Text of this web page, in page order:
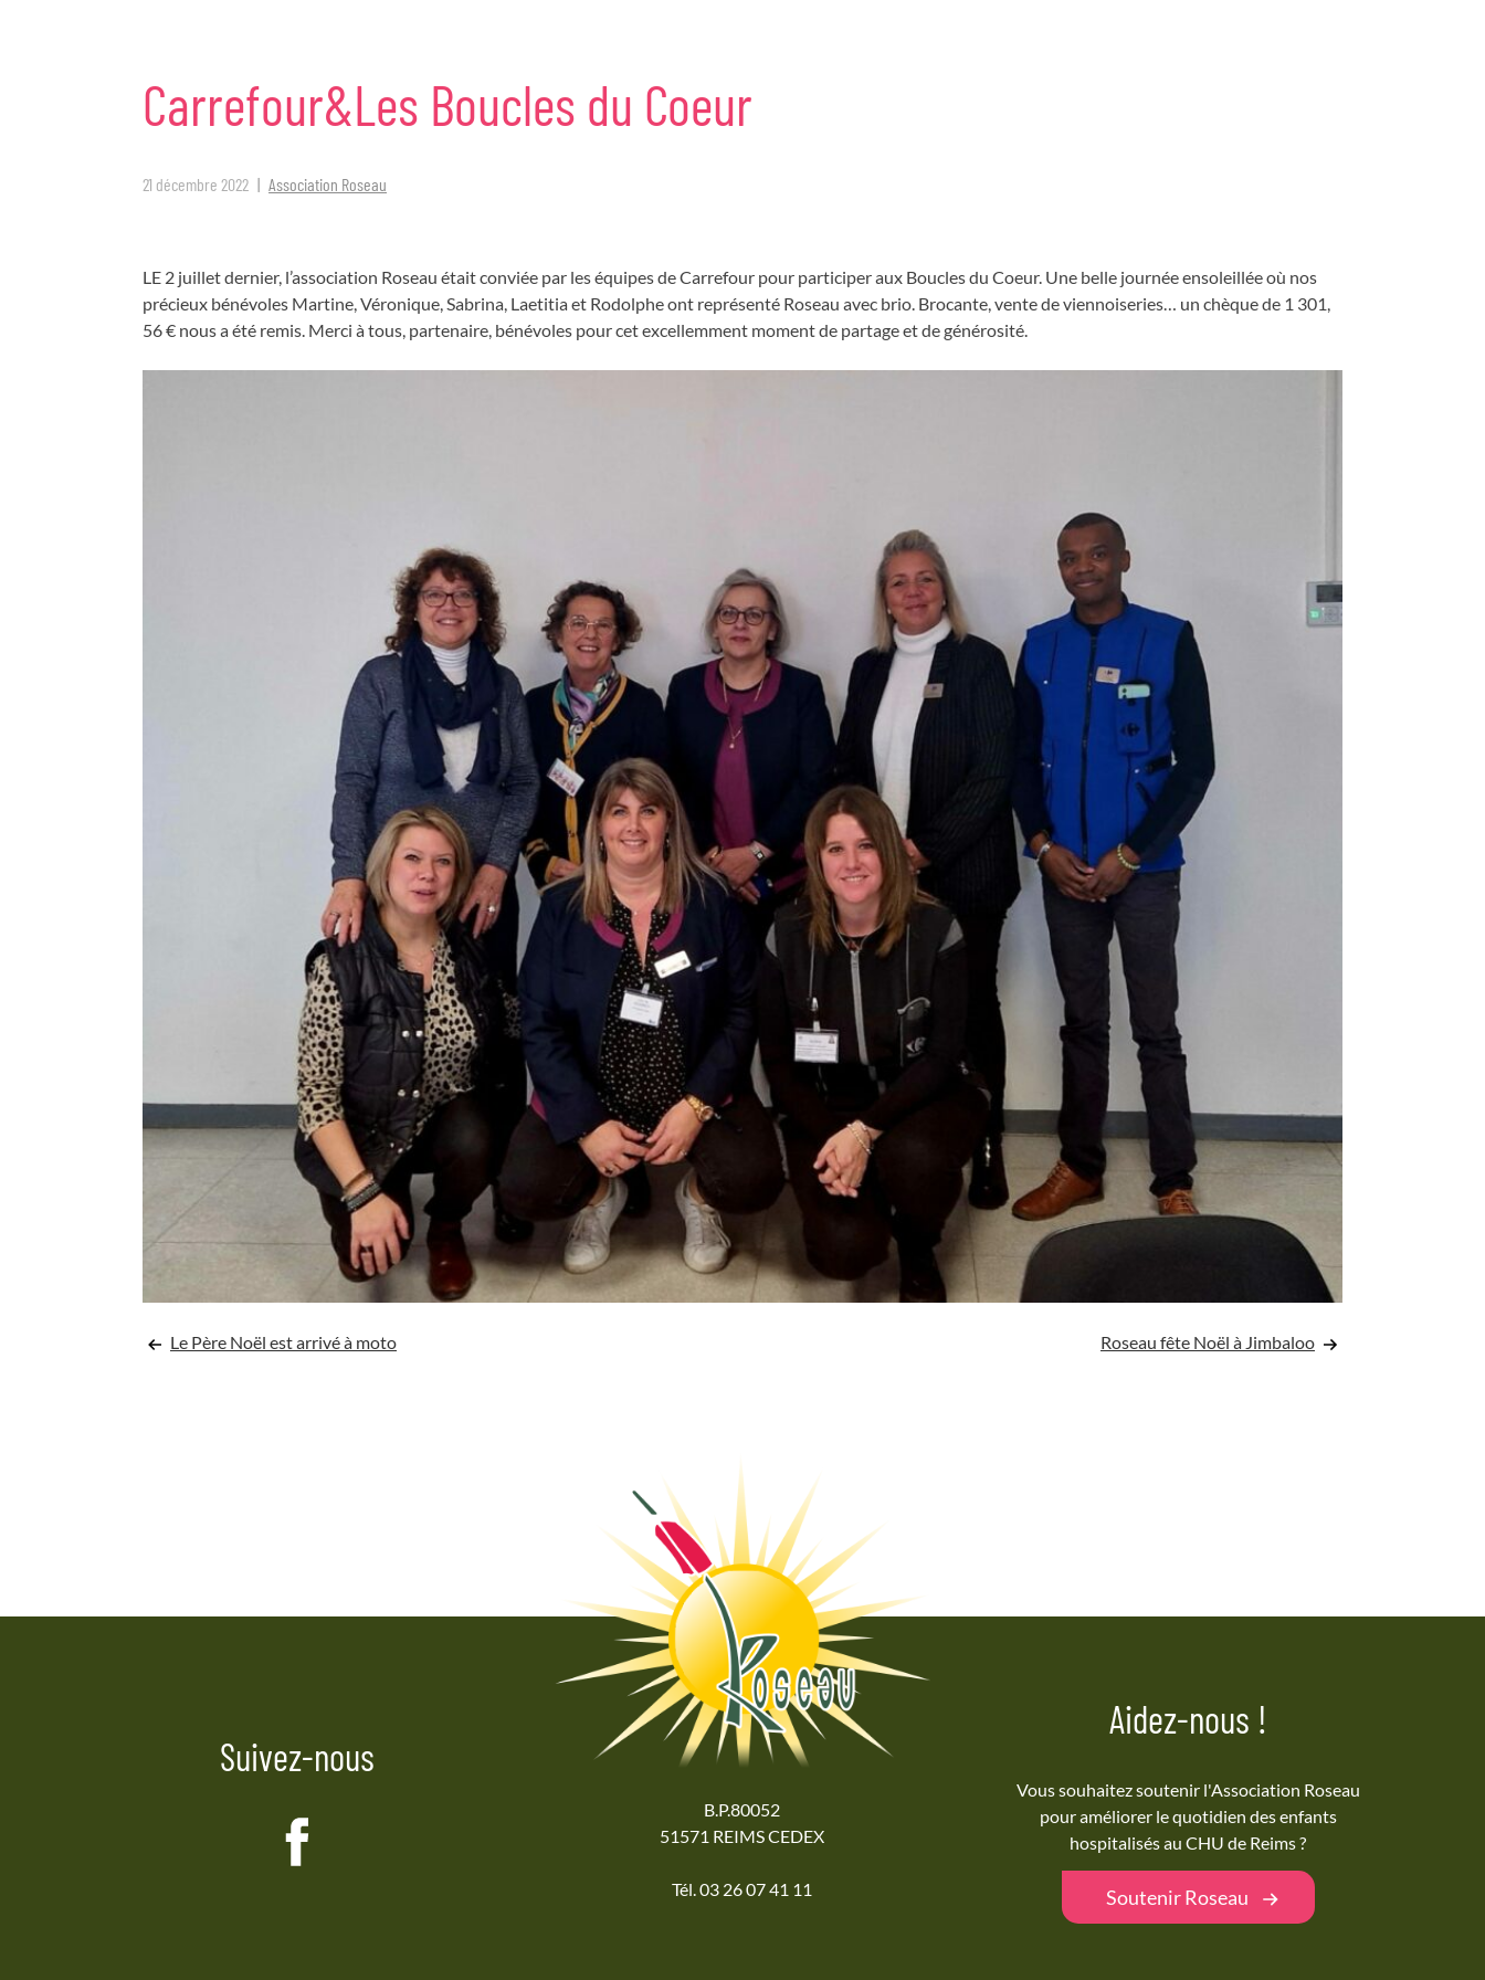
Carrefour&Les Boucles du Coeur
21 décembre 2022 Association Roseau
LE 2 juillet dernier, l’association Roseau était conviée par les équipes de Carrefour pour participer aux Boucles du Coeur. Une belle journée ensoleillée où nos
précieux bénévoles Martine, Véronique, Sabrina, Laetitia et Rodolphe ont représenté Roseau avec brio. Brocante, vente de viennoiseries… un chèque de 1 301,
56 € nous a été remis. Merci à tous, partenaire, bénévoles pour cet excellemment moment de partage et de générosité.
Navigation
Le Père Noël est arrivé à moto Roseau fête Noël à Jimbaloo
Suivez-nous
B.P.80052
51571 REIMS CEDEX
Tél. 03 26 07 41 11
Aidez-nous !
Vous souhaitez soutenir l'Association Roseau
pour améliorer le quotidien des enfants
hospitalisés au CHU de Reims ?
Soutenir Roseau